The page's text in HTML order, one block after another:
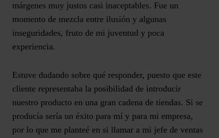
márgenes muy justos casi inaceptables. Fue un
momento de mezcla entre ilusión y algunas
inseguridades, fruto de mi juventud y poca
experiencia.
Estuve dudando sobre qué responder, puesto que este
cliente representaba la posibilidad de introducir
nuestro producto en una gran cadena de tiendas. Si se
producía sería un éxito para mí y para mi empresa,
por lo que me planteé en si llamar a mi jefe de ventas